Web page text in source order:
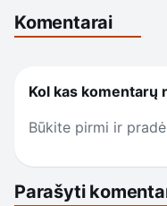
Komentarai
Kol kas komentarų
Būkite pirmi ir
Parašyti